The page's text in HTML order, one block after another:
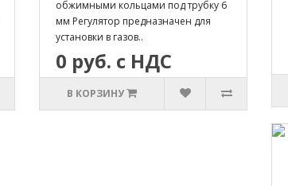
обжимными кольцами под трубку 6
мм Регулятор предназначен для
установки в газов..
0 руб. с НДС
В КОРЗИНУ